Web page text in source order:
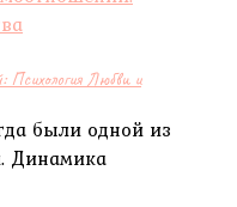
Любви и
были одной из
Динамика